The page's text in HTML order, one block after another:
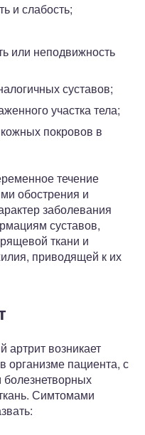
и слабость;
или неподвижность
суставов;
участка тела;
покровов в
течение
обострения и
заболевания
суставов,
ткани и
приводящей к их
возникает
организме пациента, с
Симтомами